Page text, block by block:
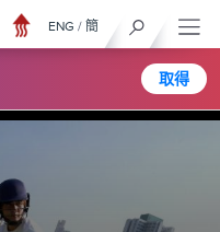
取得
ENG / 簡